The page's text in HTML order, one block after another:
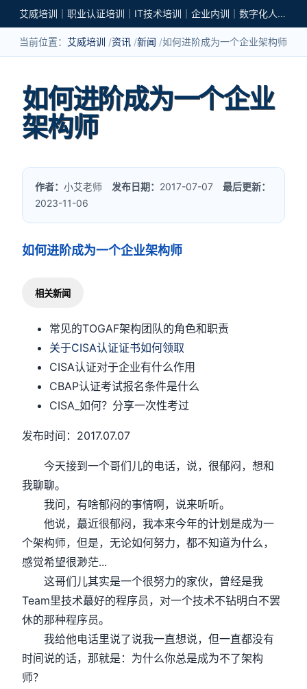
艾威培训｜职业认证培训｜IT技术培训｜企业内训｜数字化人才培养
当前位置： 艾威培训 资讯 新闻 如何进阶成为一个企业架构师
如何进阶成为一个企业
架构师
作者：小艾老师 发布日期： 2017-07-07最后更新：
2023-11-06
如何进阶成为一个企业架构师
相关新闻
常见的TOGAF架构团队的角色和职责
关于CISA认证证书如何领取
CISA认证对于企业有什么作用
CBAP认证考试报名条件是什么
CISA_如何？分享一次性考过
发布时间：2017.07.07
今天接到一个哥们儿的电话，说，很郁闷，想和
我聊聊。
我问，有啥郁闷的事情啊，说来听听。
他说，蕞近很郁闷，我本来今年的计划是成为一
个架构师，但是，无论如何努力，都不知道为什么，
感觉希望很渺茫...
这哥们儿其实是一个很努力的家伙，曾经是我
Team里技术蕞好的程序员，对一个技术不钻明白不罢
休的那种程序员。
我给他电话里说了说我一直想说，但一直都没有
时间说的话，那就是：为什么你总是成为不了架构
师？